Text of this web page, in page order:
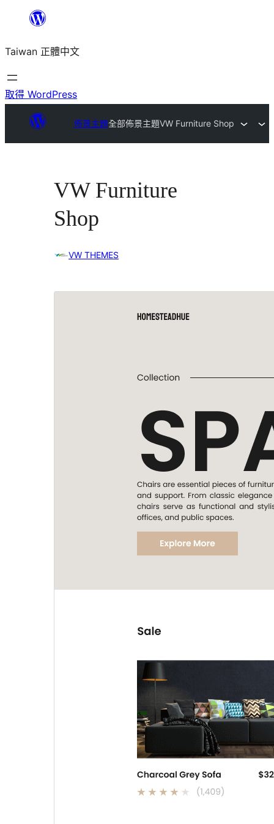
主
要
內
Taiwan 正體中文
取得 WordPress
佈景主題全部佈景主題VW Furniture Shop
VW Furniture
Shop
VW THEMES